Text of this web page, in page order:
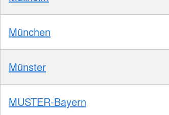
München
Münster
MUSTER-Bayern